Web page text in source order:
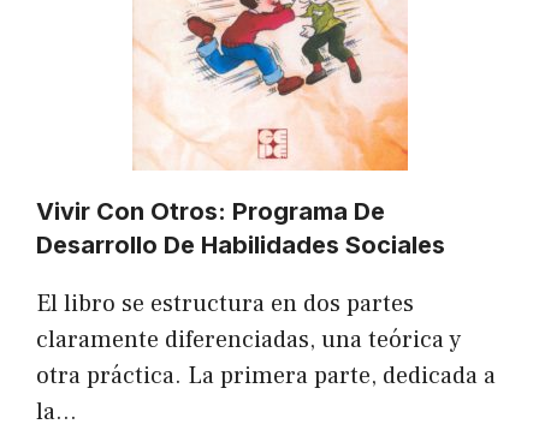
Vivir Con Otros: Programa De
Desarrollo De Habilidades Sociales
El libro se estructura en dos partes
claramente diferenciadas, una teórica y
otra práctica. La primera parte, dedicada a
la…